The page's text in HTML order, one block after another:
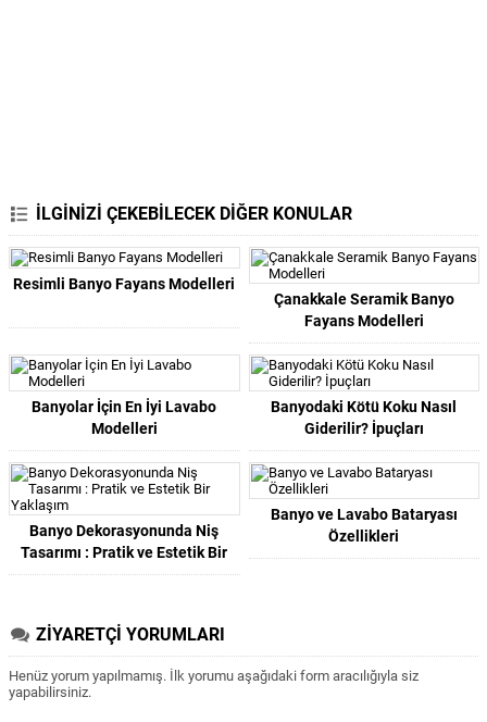
İLGİNİZİ ÇEKEBİLECEK DİĞER KONULAR
Resimli Banyo Fayans Modelleri
Çanakkale Seramik Banyo
Fayans Modelleri
Banyolar İçin En İyi Lavabo
Modelleri
Banyodaki Kötü Koku Nasıl
Giderilir? İpuçları
Banyo Dekorasyonunda Niş
Tasarımı : Pratik ve Estetik Bir
Yaklaşım
Banyo ve Lavabo Bataryası
Özellikleri
ZİYARETÇİ YORUMLARI
Henüz yorum yapılmamış. İlk yorumu aşağıdaki form aracılığıyla siz
yapabilirsiniz.